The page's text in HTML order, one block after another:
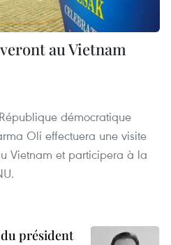
au Vietnam
démocratique
Oli effectuera une visite
Vietnam et participera à la
président